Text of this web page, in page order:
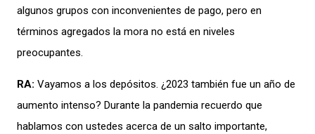
algunos grupos con inconvenientes de pago, pero en
términos agregados la mora no está en niveles
preocupantes.
RA: Vayamos a los depósitos. ¿2023 también fue un año de
aumento intenso? Durante la pandemia recuerdo que
hablamos con ustedes acerca de un salto importante,